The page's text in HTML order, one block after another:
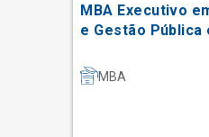
MBA Executivo
e Gestão Pública
MBA